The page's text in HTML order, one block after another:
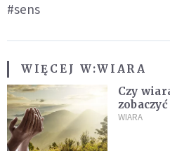
#sens
WIĘCEJ W:WIARA
Czy
WIARA